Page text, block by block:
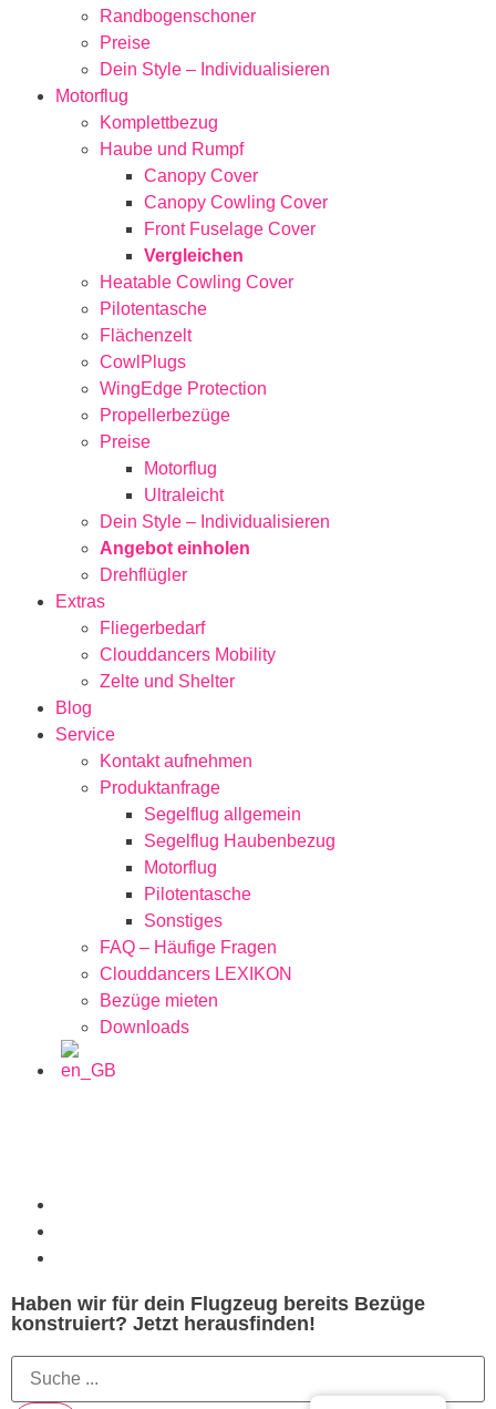
Randbogenschoner
Preise
Dein Style – Individualisieren
Motorflug
Komplettbezug
Haube und Rumpf
Canopy Cover
Canopy Cowling Cover
Front Fuselage Cover
Vergleichen
Heatable Cowling Cover
Pilotentasche
Flächenzelt
CowlPlugs
WingEdge Protection
Propellerbezüge
Preise
Motorflug
Ultraleicht
Dein Style – Individualisieren
Angebot einholen
Drehflügler
Extras
Fliegerbedarf
Clouddancers Mobility
Zelte und Shelter
Blog
Service
Kontakt aufnehmen
Produktanfrage
Segelflug allgemein
Segelflug Haubenbezug
Motorflug
Pilotentasche
Sonstiges
FAQ – Häufige Fragen
Clouddancers LEXIKON
Bezüge mieten
Downloads
Haben wir für dein Flugzeug bereits Bezüge
konstruiert? Jetzt herausfinden!